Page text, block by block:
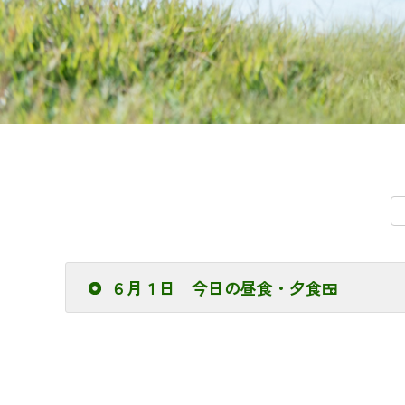
６月１日 今日の昼食・夕食🍱